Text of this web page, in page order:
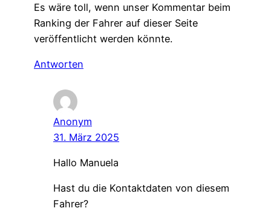
Es wäre toll, wenn unser Kommentar beim
Ranking der Fahrer auf dieser Seite
veröffentlicht werden könnte.
Antworten
Anonym
31. März 2025
Hallo Manuela
Hast du die Kontaktdaten von diesem
Fahrer?